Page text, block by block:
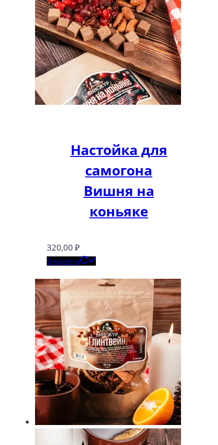
Настойка для
самогона
Вишня на
коньяке
320,00 ₽
В корзину